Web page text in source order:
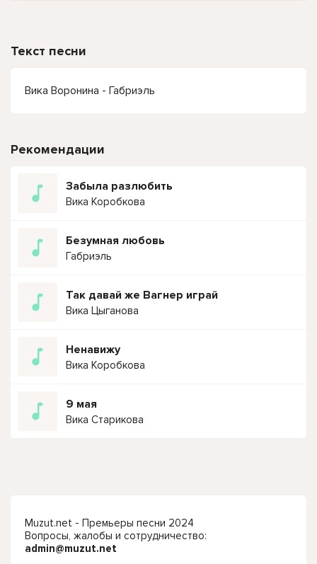
Текст песни
Вика Воронина - Габриэль
Рекомендации
Забыла разлюбить
Вика Коробкова
Безумная любовь
Габриэль
Так давай же Вагнер играй
Вика Цыганова
Ненавижу
Вика Коробкова
9 мая
Вика Старикова
Muzut.net - Премьеры песни 2024
Вопросы, жалобы и сотрудничество:
admin@muzut.net